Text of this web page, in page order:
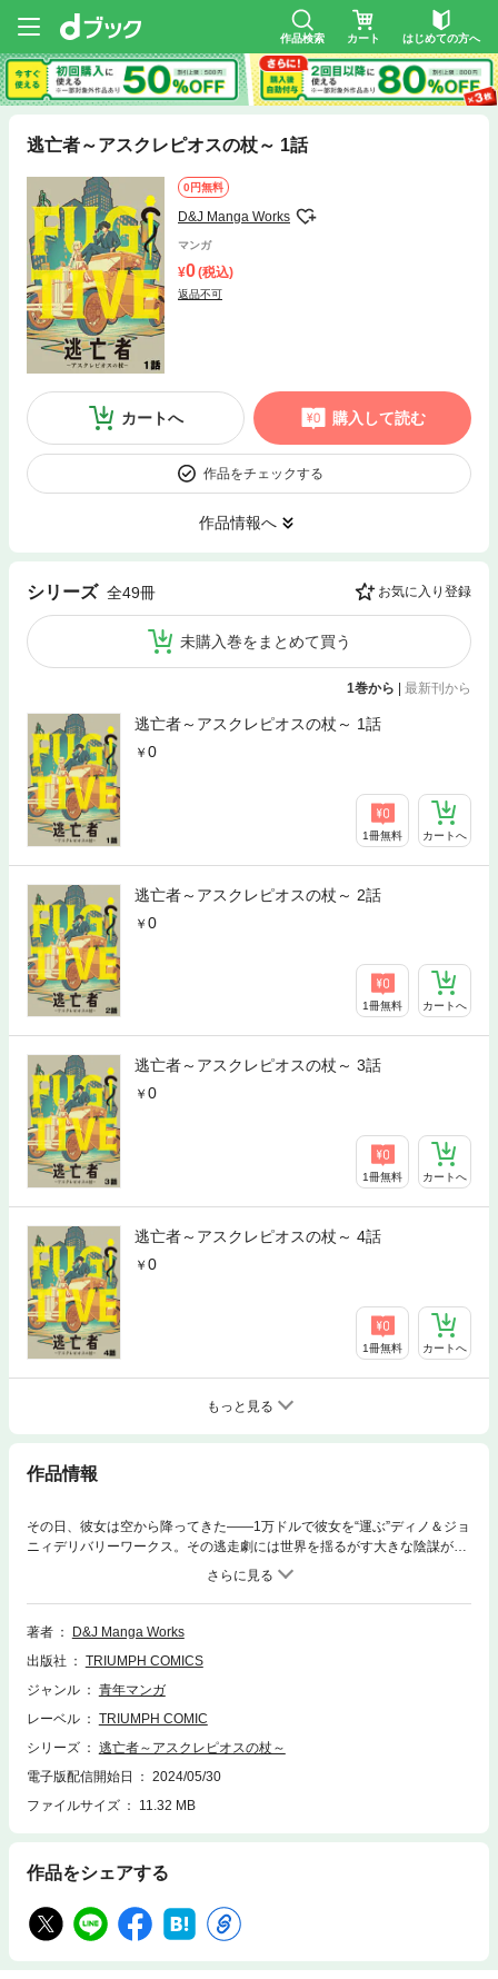
作品検索 カート はじめての方へ
逃亡者～アスクレピオスの杖～ 1話
0円無料
D&J Manga Works
マンガ
0(税込)
返品不可
カートへ 購入して読む
作品をチェックする
作品情報へ
シリーズ 全49冊 お気に入り登録
未購入巻をまとめて買う
1巻から 最新刊から
逃亡者～アスクレピオスの杖～ 1話
0
1冊無料 カートへ
逃亡者～アスクレピオスの杖～ 2話
0
1冊無料 カートへ
逃亡者～アスクレピオスの杖～ 3話
0
1冊無料 カートへ
逃亡者～アスクレピオスの杖～ 4話
0
1冊無料 カートへ
もっと見る
作品情報
その日、彼女は空から降ってきた――1万ドルで彼女を“運ぶ”ディノ＆ジョ
ニィデリバリーワークス。その逃走劇には世界を揺るがす大きな陰謀が―
著者
D&J Manga Works
出版社
TRIUMPH COMICS
ジャンル
青年マンガ
レーベル
TRIUMPH COMIC
シリーズ
逃亡者～アスクレピオスの杖～
電子版配信開始日
2024/05/30
ファイルサイズ
11.32 MB
作品をシェアする